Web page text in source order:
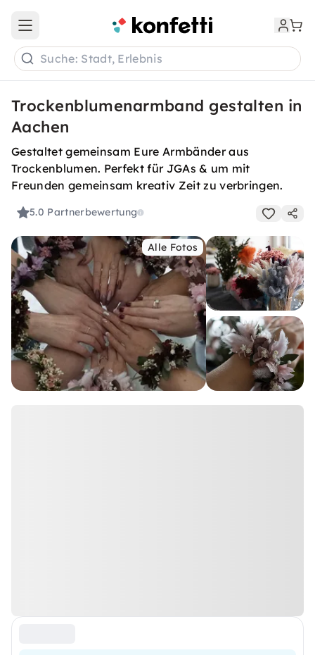
Open main menu
Suche: Stadt, Erlebnis
Trockenblumenarmband gestalten in
Aachen
Gestaltet gemeinsam Eure Armbänder aus
Trockenblumen. Perfekt für JGAs & um mit
Freunden gemeinsam kreativ Zeit zu verbringen.
5.0 Partnerbewertung
Alle Fotos